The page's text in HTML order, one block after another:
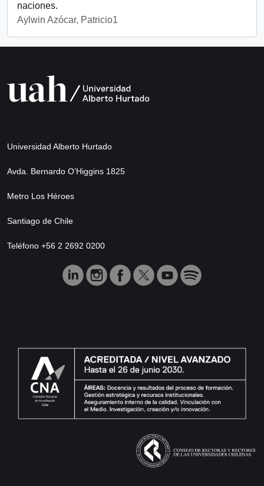
naciones.
Aylwin Azócar, Patricio1
Universidad Alberto Hurtado
Avda. Bernardo O’Higgins 1825
Metro Los Héroes
Santiago de Chile
Teléfono +56 2 2692 0200